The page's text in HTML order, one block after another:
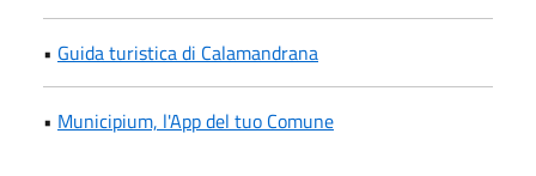
• Guida turistica di Calamandrana
• Municipium, l'App del tuo Comune